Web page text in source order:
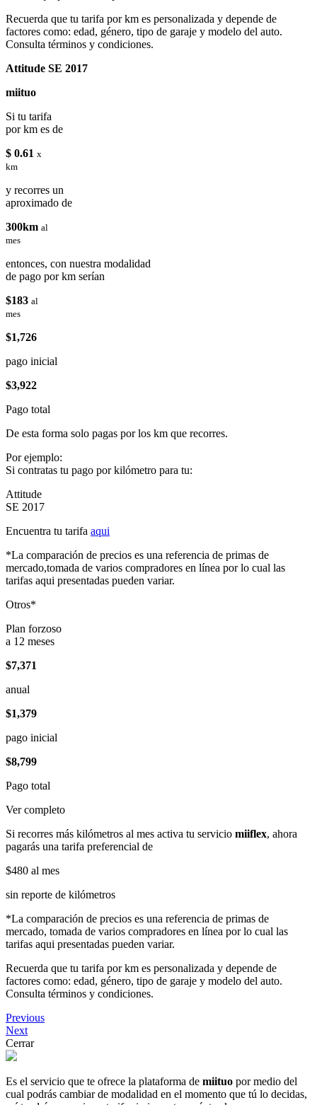
Recuerda que tu tarifa por km es personalizada y depende de
factores como: edad, género, tipo de garaje y modelo del auto.
Consulta términos y condiciones.
Attitude SE 2017
miituo
Si tu tarifa
por km es de
$ 0.61 x
km
y recorres un
aproximado de
300km al
mes
entonces, con nuestra modalidad
de pago por km serían
$183 al
mes
$1,726
pago inicial
$3,922
Pago total
De esta forma solo pagas por los km que recorres.
Por ejemplo:
Si contratas tu pago por kilómetro para tu:
Attitude
SE 2017
Encuentra tu tarifa aqui
*La comparación de precios es una referencia de primas de
mercado,tomada de varios compradores en línea por lo cual las
tarifas aqui presentadas pueden variar.
Otros*
Plan forzoso
a 12 meses
$7,371
anual
$1,379
pago inicial
$8,799
Pago total
Ver completo
Si recorres más kilómetros al mes activa tu servicio miiflex, ahora
pagarás una tarifa preferencial de
$480 al mes
sin reporte de kilómetros
*La comparación de precios es una referencia de primas de
mercado, tomada de varios compradores en línea por lo cual las
tarifas aqui presentadas pueden variar.
Recuerda que tu tarifa por km es personalizada y depende de
factores como: edad, género, tipo de garaje y modelo del auto.
Consulta términos y condiciones.
Previous
Next
Cerrar
Es el servicio que te ofrece la plataforma de miituo por medio del
cual podrás cambiar de modalidad en el momento que tú lo decidas,